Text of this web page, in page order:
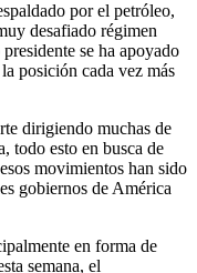
por el petróleo,
desafiado régimen
se ha apoyado
posición cada vez más
dirigiendo muchas de
todo esto en busca de
movimientos han sido
gobiernos de América
en forma de
semana, el